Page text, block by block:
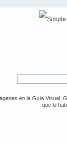
en la Guía Visual.
que lo